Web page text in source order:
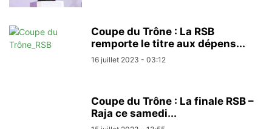
Coupe du Trône : La RSB
remporte le titre aux dépens...
16 juillet 2023 - 03:12
Coupe du Trône : La finale RSB –
Raja ce samedi...